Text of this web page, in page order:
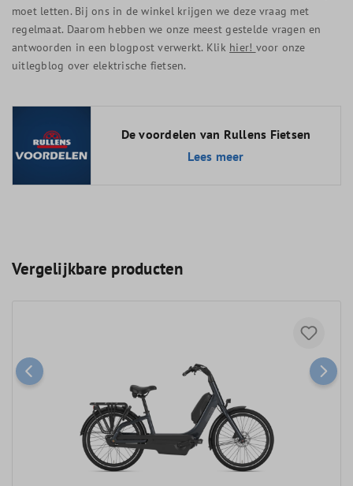
moet letten. Bij ons in de winkel krijgen we deze vraag met
regelmaat. Daarom hebben we onze meest gestelde vragen en
antwoorden in een blogpost verwerkt. Klik hier! voor onze
uitlegblog over elektrische fietsen.
De voordelen van Rullens Fietsen
Lees meer
Vergelijkbare producten